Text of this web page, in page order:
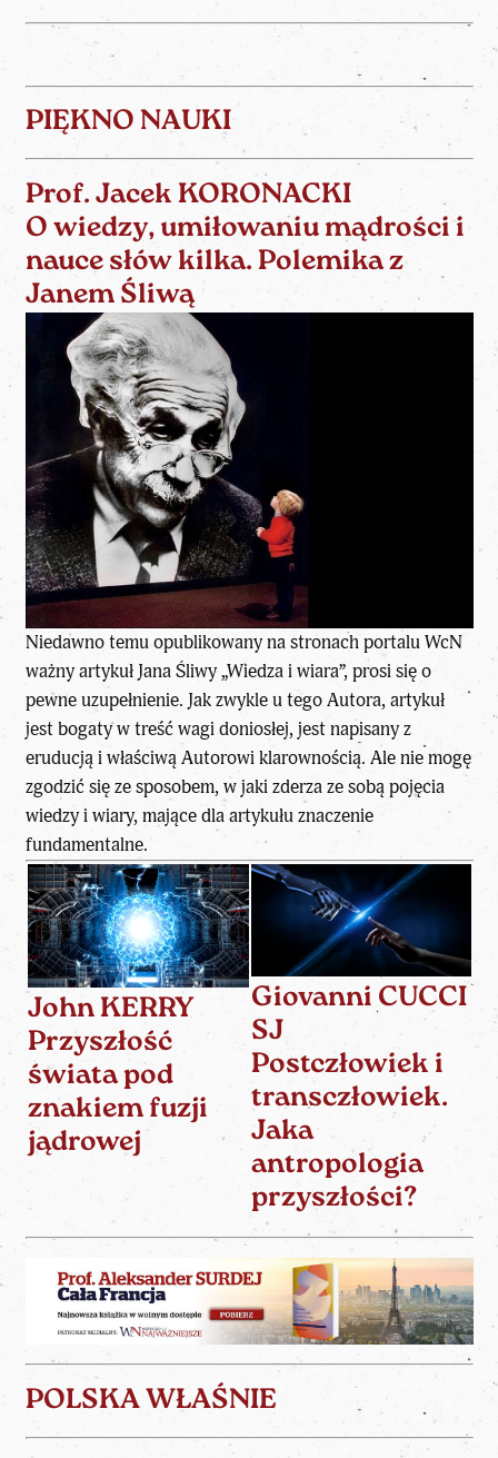
PIĘKNO NAUKI
Prof. Jacek KORONACKI
O wiedzy, umiłowaniu mądrości i
nauce słów kilka. Polemika z
Janem Śliwą
Niedawno temu opublikowany na stronach portalu WcN
ważny artykuł Jana Śliwy „Wiedza i wiara”, prosi się o
pewne uzupełnienie. Jak zwykle u tego Autora, artykuł
jest bogaty w treść wagi doniosłej, jest napisany z
eruducją i właściwą Autorowi klarownością. Ale nie mogę
zgodzić się ze sposobem, w jaki zderza ze sobą pojęcia
wiedzy i wiary, mające dla artykułu znaczenie
fundamentalne.
John KERRY
Przyszłość
świata pod
znakiem fuzji
jądrowej
Giovanni CUCCI
SJ
Postczłowiek i
transczłowiek.
Jaka
antropologia
przyszłości?
POLSKA WŁAŚNIE